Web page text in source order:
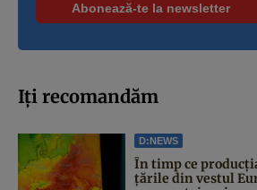
Iți recomandăm
D:NEWS
În timp ce
țările din vestul